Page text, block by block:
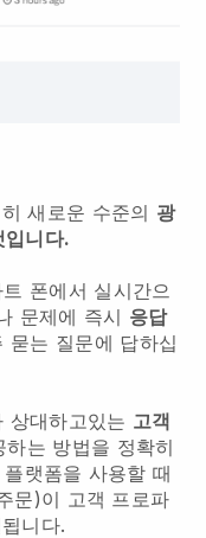
새로운 수준의 광
입니다.
폰에서 실시간으
문제에 즉시 응답
는 질문에 답하십
상대하고있는 고객
는 방법을 정확히
플랫폼을 사용할 때
문)이 고객 프로파
니다.